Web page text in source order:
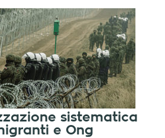
sistematica
e Ong